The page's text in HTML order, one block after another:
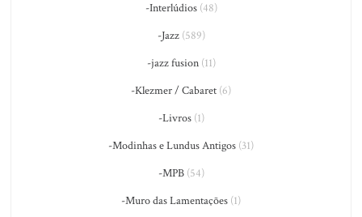
-Interlúdios(48)
-Jazz(589)
-jazz fusion(11)
-Klezmer / Cabaret (6)
-Livros(1)
-Modinhas e Lundus Antigos (31)
-MPB(54)
-Muro das Lamentações (1)